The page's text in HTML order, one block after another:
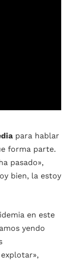
para hablar
forma parte.
pasado»,
bien, la estoy
en este
yendo